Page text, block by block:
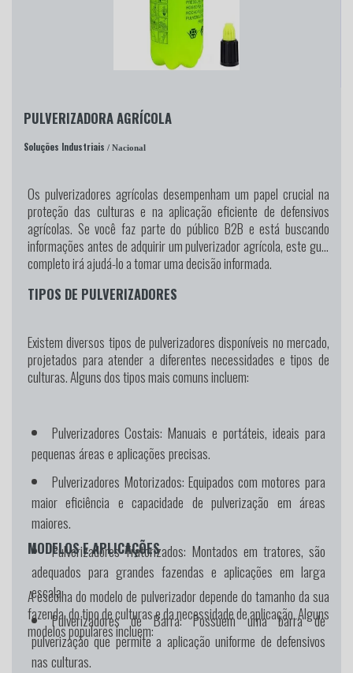
PULVERIZADORA AGRÍCOLA
Soluções Industriais / Nacional
Os pulverizadores agrícolas desempenham um papel crucial na
proteção das culturas e na aplicação eficiente de defensivos
agrícolas. Se você faz parte do público B2B e está buscando
informações antes de adquirir um pulverizador agrícola, este guia
completo irá ajudá-lo a tomar uma decisão informada.
TIPOS DE PULVERIZADORES
Existem diversos tipos de pulverizadores disponíveis no mercado,
projetados para atender a diferentes necessidades e tipos de
culturas. Alguns dos tipos mais comuns incluem:
Pulverizadores Costais: Manuais e portáteis, ideais para
pequenas áreas e aplicações precisas.
Pulverizadores Motorizados: Equipados com motores para
maior eficiência e capacidade de pulverização em áreas
maiores.
Pulverizadores Tratorizados: Montados em tratores, são
adequados para grandes fazendas e aplicações em larga
escala.
Pulverizadores de Barra:Possuem uma barra de
pulverização que permite a aplicação uniforme de defensivos
nas culturas.
MODELOS E APLICAÇÕES
A escolha do modelo de pulverizador depende do tamanho da sua
fazenda, do tipo de culturas e da necessidade de aplicação. Alguns
modelos populares incluem: